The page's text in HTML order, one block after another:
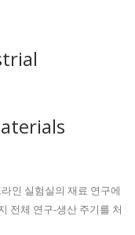
인 실험실의 재료 연구에
전체 연구-생산 주기를 처